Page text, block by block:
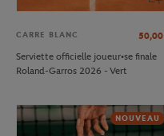
CARRE BLANC 50,00
Serviette officielle joueur•se finale
Roland-Garros 2026 - Vert
NOUVEAU